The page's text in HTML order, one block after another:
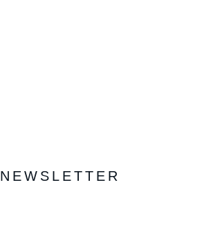
NEWSLETTER